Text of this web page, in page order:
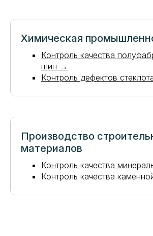
Химическая
Контроль качества
шин →
Контроль дефектов
Производство
материалов
Контроль качества
Контроль качества